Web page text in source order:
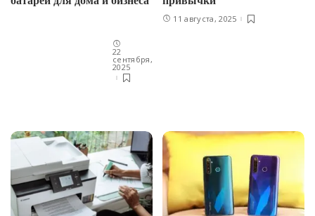
22
сентября,
2025
11 августа, 2025